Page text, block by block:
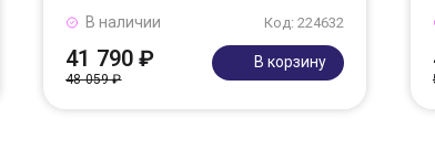
Код: 224632
В наличии
41 790 ₽
48 059 ₽
В корзину